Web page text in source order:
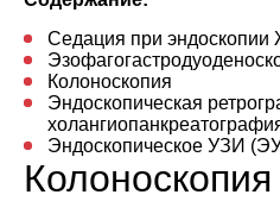
Седация при
Колоноскопия
Эндоскопическая
Эндоскопическое УЗИ
Колоноскопия